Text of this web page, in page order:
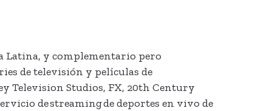
Latina, y complementario pero
de televisión y películas de
Television Studios, FX, 20th Century
de streaming de deportes en vivo de